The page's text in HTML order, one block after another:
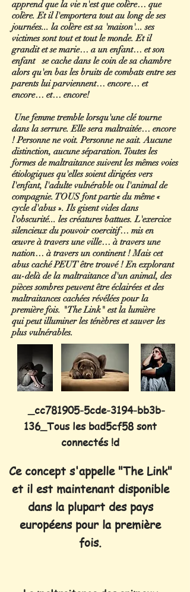
apprend que la vie n'est que colère… que
colère. Et il l'emportera tout au long de ses
journées... la colère est sa 'maison'... ses
victimes sont tout et tout le monde. Et il
grandit et se marie… a un enfant… et son
enfant se cache dans le coin de sa chambre
alors qu'en bas les bruits de combats entre ses
parents lui parviennent… encore… et
encore… et… encore!
Une femme tremble lorsqu'une clé tourne
dans la serrure. Elle sera maltraitée… encore
! Personne ne voit. Personne ne sait. Aucune
distinction, aucune séparation. Toutes les
formes de maltraitance suivent les mêmes voies
étiologiques qu'elles soient dirigées vers
l'enfant, l'adulte vulnérable ou l'animal de
compagnie. TOUS font partie du même «
cycle d'abus ». Ils gisent vides dans
l'obscurité... les créatures battues. L'exercice
silencieux du pouvoir coercitif… mis en
œuvre à travers une ville… à travers une
nation… à travers un continent ! Mais cet
abus caché PEUT être trouvé ! En explorant
au-delà de la maltraitance d'un animal, des
pièces sombres peuvent être éclairées et des
maltraitances cachées révélées pour la
première fois. "The Link" est la lumière
qui peut illuminer les ténèbres et sauver les
plus vulnérables.
_cc781905-5cde-3194-bb3b-
136_Tous les bad5cf58 sont
connectés !d
Ce concept s'appelle "The Link"
et il est maintenant disponible
dans la plupart des pays
européens pour la première
fois.